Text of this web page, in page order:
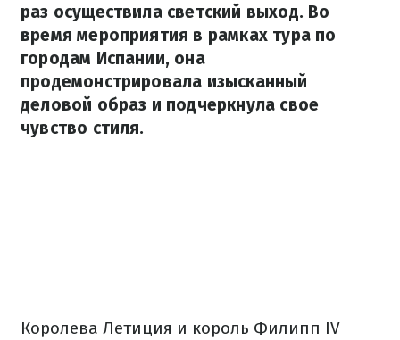
раз осуществила светский выход. Во
время мероприятия в рамках тура по
городам Испании, она
продемонстрировала изысканный
деловой образ и подчеркнула свое
чувство стиля.
Королева Летиция и король Филипп IV